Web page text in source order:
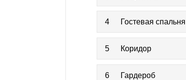
4 Гостевая спальня
5 Коридор
6 Гардероб